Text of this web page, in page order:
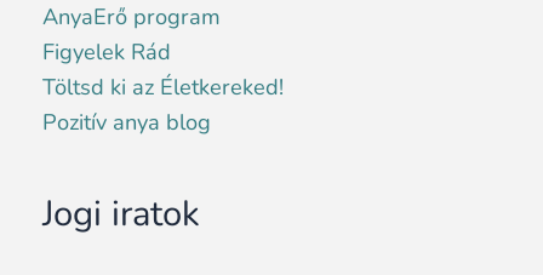
AnyaErő program
Figyelek Rád
Töltsd ki az Életkereked!
Pozitív anya blog
Jogi iratok